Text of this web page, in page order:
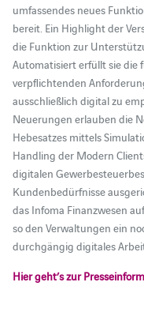
umfassendes neues
bereit. Ein Highlight der
die Funktion zur
Automatisiert erfüllt sie die
verpflichtenden
ausschließlich digital zu
Neuerungen erlauben die
Hebesatzes mittels
Handling der Modern
digitalen
Kundenbedürfnisse
das Infoma Finanzwesen
so den Verwaltungen ein
durchgängig digitales
Hier geht’s zur